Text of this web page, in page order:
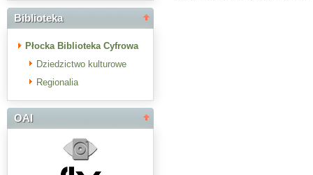
Biblioteka
Płocka Biblioteka Cyfrowa
Dziedzictwo kulturowe
Regionalia
OAI